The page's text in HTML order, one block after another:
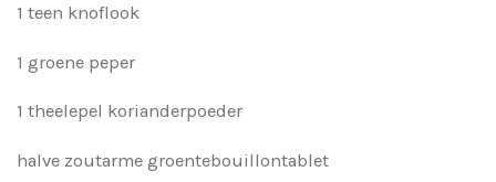
1 teen knoflook
1 groene peper
1 theelepel korianderpoeder
halve zoutarme groentebouillontablet